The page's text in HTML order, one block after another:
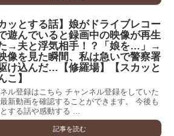
ッとする話】娘がドライブレコー
遊んでいると録画中の映像が再生
→夫と浮気相手！？「娘を…」→
像を見た瞬間、私は急いで警察署
け込んだ…【修羅場】【スカッと
こ】
ル登録はこちら チャンネル登録をしていた
新動画を確認することができます。 今後も
する話や感動する ...
記事を読む